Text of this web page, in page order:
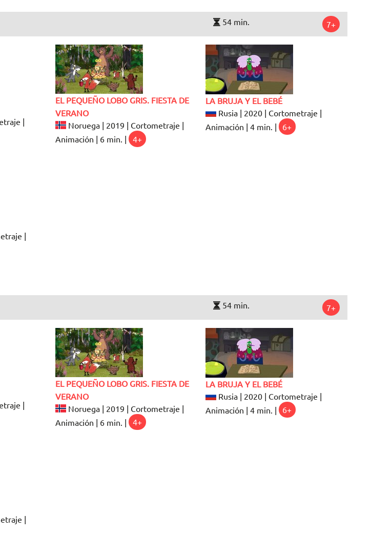
54 min. 7+
|
EL PEQUEÑO LOBO GRIS. FIESTA DE
VERANO
Noruega | 2019 | Cortometraje |
Animación | 6 min. |
4+
LA BRUJA Y EL BEBÉ
Rusia | 2020 | Cortometraje |
Animación | 4 min. |
6+
|
54 min. 7+
|
EL PEQUEÑO LOBO GRIS. FIESTA DE
VERANO
Noruega | 2019 | Cortometraje |
Animación | 6 min. |
4+
LA BRUJA Y EL BEBÉ
Rusia | 2020 | Cortometraje |
Animación | 4 min. |
6+
|